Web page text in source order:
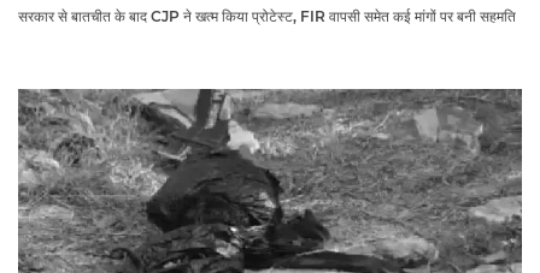
सरकार से बातचीत के बाद CJP ने खत्म किया प्रोटेस्ट, FIR वापसी समेत कई मांगों पर बनी सहमति